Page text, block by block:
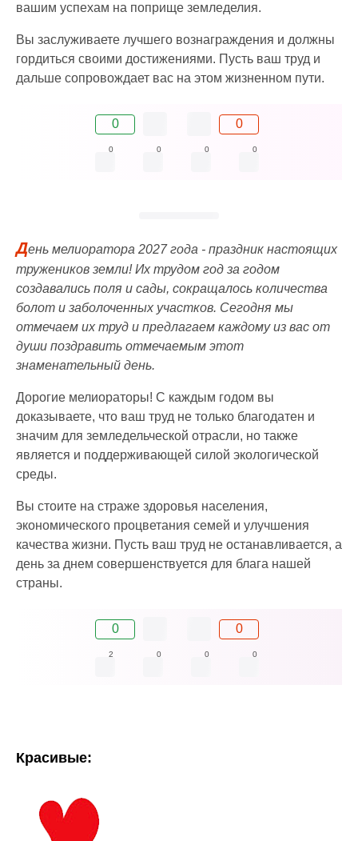
вашим успехам на поприще земледелия.
Вы заслуживаете лучшего вознаграждения и должны
гордиться своими достижениями. Пусть ваш труд и
дальше сопровождает вас на этом жизненном пути.
0 0
0 0 0 0
День мелиоратора 2027 года - праздник настоящих
тружеников земли! Их трудом год за годом
создавались поля и сады, сокращалось количества
болот и заболоченных участков. Сегодня мы
отмечаем их труд и предлагаем каждому из вас от
души поздравить отмечаемым этот
знаменательный день.
Дорогие мелиораторы! С каждым годом вы
доказываете, что ваш труд не только благодатен и
значим для земледельческой отрасли, но также
является и поддерживающей силой экологической
среды.
Вы стоите на страже здоровья населения,
экономического процветания семей и улучшения
качества жизни. Пусть ваш труд не останавливается, а
день за днем совершенствуется для блага нашей
страны.
0 0
2 0 0 0
Красивые: